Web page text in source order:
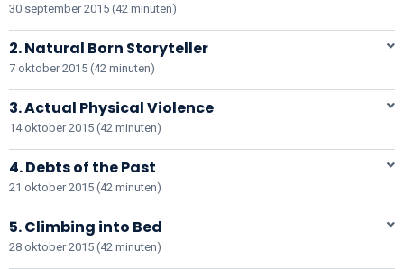
30 september 2015 (42 minuten)
2. Natural Born Storyteller
7 oktober 2015 (42 minuten)
3. Actual Physical Violence
14 oktober 2015 (42 minuten)
4. Debts of the Past
21 oktober 2015 (42 minuten)
5. Climbing into Bed
28 oktober 2015 (42 minuten)